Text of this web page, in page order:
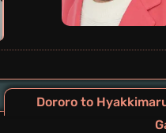
Takiguchi Junpei